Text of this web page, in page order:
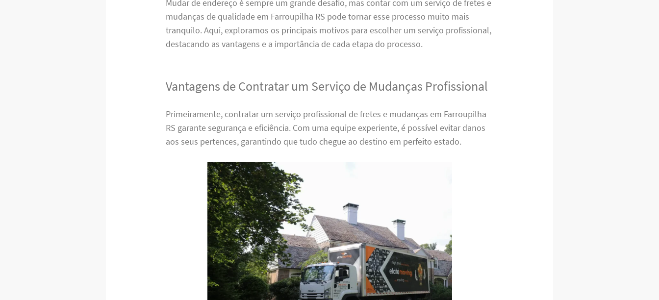
Mudar de endereço é sempre um grande desafio, mas contar com um serviço de fretes e
mudanças de qualidade em Farroupilha RS pode tornar esse processo muito mais
tranquilo. Aqui, exploramos os principais motivos para escolher um serviço profissional,
destacando as vantagens e a importância de cada etapa do processo.
Vantagens de Contratar um Serviço de Mudanças Profissional
Primeiramente, contratar um serviço profissional de fretes e mudanças em Farroupilha
RS garante segurança e eficiência. Com uma equipe experiente, é possível evitar danos
aos seus pertences, garantindo que tudo chegue ao destino em perfeito estado.